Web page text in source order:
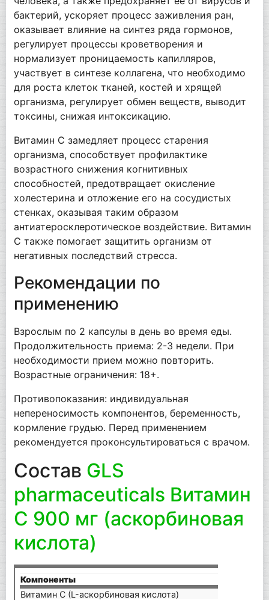
бактерий, ускоряет процесс заживления ран,
оказывает влияние на синтез ряда гормонов,
регулирует процессы кроветворения и
нормализует проницаемость капилляров,
участвует в синтезе коллагена, что необходимо
для роста клеток тканей, костей и хрящей
организма, регулирует обмен веществ, выводит
токсины, снижая интоксикацию.
Витамин С замедляет процесс старения
организма, способствует профилактике
возрастного снижения когнитивных
способностей, предотвращает окисление
холестерина и отложение его на сосудистых
стенках, оказывая таким образом
антиатеросклеротическое воздействие. Витамин
С также помогает защитить организм от
негативных последствий стресса.
Рекомендации по
применению
Взрослым по 2 капсулы в день во время еды.
Продолжительность приема: 2-3 недели. При
необходимости прием можно повторить.
Возрастные ограничения: 18+.
Противопоказания: индивидуальная
непереносимость компонентов, беременность,
кормление грудью. Перед применением
рекомендуется проконсультироваться с врачом.
Состав GLS
pharmaceuticals Витамин
С 900 мг (аскорбиновая
кислота)
Компоненты
Витамин С (L-аскорбиновая кислота)